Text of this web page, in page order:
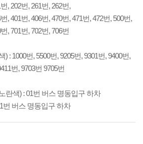
, 202번, 261번, 262번,
, 401번, 406번, 470번, 471번, 472번, 500번,
, 701번, 702번, 706번
: 1000번, 5500번, 9205번, 9301번, 9400번,
번, 9703번 9705번
란색) : 01번 버스 명동입구 하차
번 버스 명동입구 하차